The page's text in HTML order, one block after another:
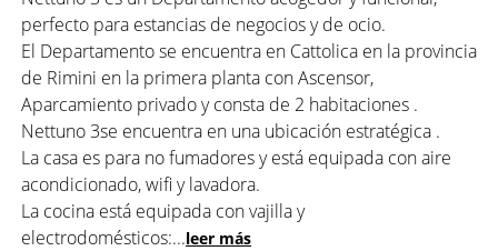
perfecto para estancias de negocios y de ocio.
El Departamento se encuentra en Cattolica en la provincia
de Rimini en la primera planta con Ascensor,
Aparcamiento privado y consta de 2 habitaciones .
Nettuno 3se encuentra en una ubicación estratégica .
La casa es para no fumadores y está equipada con aire
acondicionado, wifi y lavadora.
La cocina está equipada con vajilla y
electrodomésticos:...leer más